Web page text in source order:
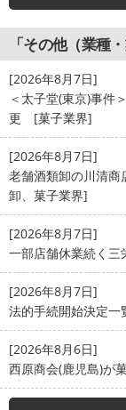
「その他（業種
[2026年8月7日]
＜太子堂(東京)事件
更 [菓子業界]
[2026年8月7日]
老舗酒類卸の川清
卸、菓子業界]
[2026年8月7日]
一部店舗休業続く
[2026年8月7日]
法的手続開始決定一
[2026年8月6日]
西原商会(鹿児島)が